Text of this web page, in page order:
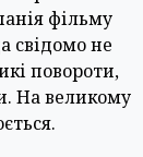
фільму
свідомо не
повороти,
На великому